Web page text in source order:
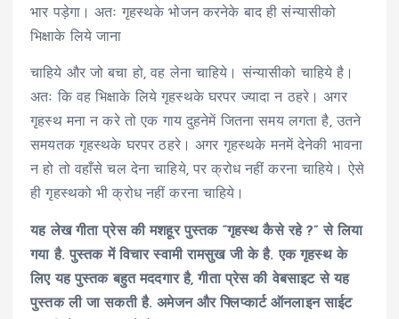
भार पड़ेगा। अतः गृहस्थके भोजन करनेके बाद ही संन्यासीको
भिक्षाके लिये जाना
चाहिये और जो बचा हो, वह लेना चाहिये। संन्यासीको चाहिये है।
अतः कि वह भिक्षाके लिये गृहस्थके घरपर ज्यादा न ठहरे। अगर
गृहस्थ मना न करे तो एक गाय दुहनेमें जितना समय लगता है, उतने
समयतक गृहस्थके घरपर ठहरे। अगर गृहस्थके मनमें देनेकी भावना
न हो तो वहाँसे चल देना चाहिये, पर क्रोध नहीं करना चाहिये। ऐसे
ही गृहस्थको भी क्रोध नहीं करना चाहिये।
यह लेख गीता प्रेस की मशहूर पुस्तक “गृहस्थ कैसे रहे ?” से लिया
गया है. पुस्तक में विचार स्वामी रामसुख जी के है. एक गृहस्थ के
लिए यह पुस्तक बहुत मददगार है, गीता प्रेस की वेबसाइट से यह
पुस्तक ली जा सकती है. अमेजन और फ्लिप्कार्ट ऑनलाइन साईट